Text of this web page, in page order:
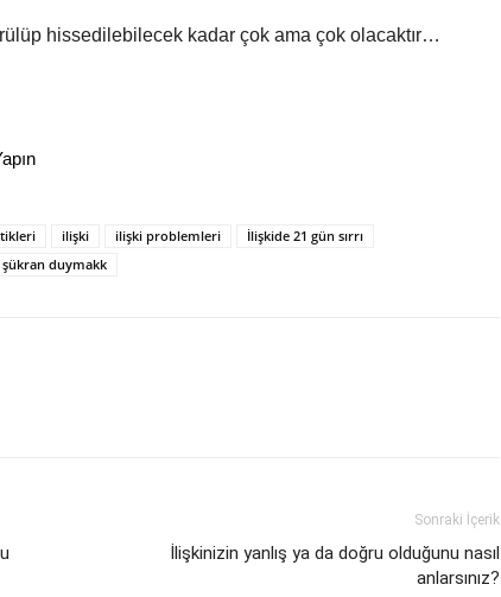
hissedilebilecek kadar çok ama çok olacaktır…
ilişki ilişki problemleri
İlişkide 21 gün sırrı
şükran duymakk
Sonraki İçerik
İlişkinizin yanlış ya da doğru olduğunu nasıl
anlarsınız?